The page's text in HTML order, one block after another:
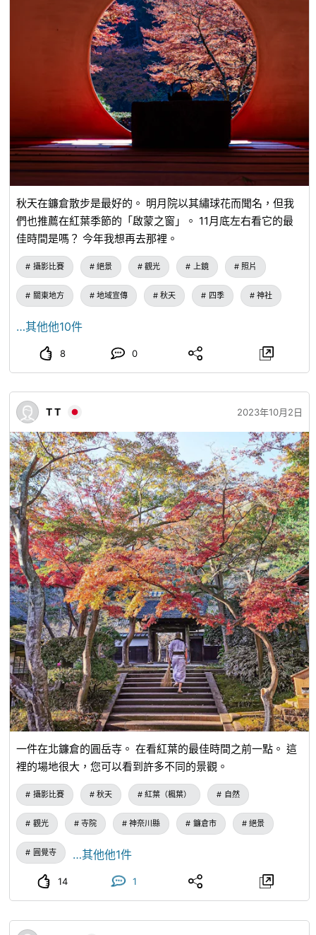
秋天在鐮倉散步是最好的。 明月院以其繡球花而聞名，但我
們也推薦在紅葉季節的「啟蒙之窗」。 11月底左右看它的最
佳時間是嗎？ 今年我想再去那裡。
攝影比賽 絕景 觀光 上鏡 照片
關東地方 地域宣傳 秋天 四季 神社
…其他他10件
8 0
T T 2023年10月2日
一件在北鐮倉的圓岳寺。 在看紅葉的最佳時間之前一點。 這
裡的場地很大，您可以看到許多不同的景觀。
攝影比賽 秋天 紅葉（楓葉） 自然
觀光 寺院 神奈川縣 鐮倉市 絕景
圓覺寺 …其他他1件
14 1